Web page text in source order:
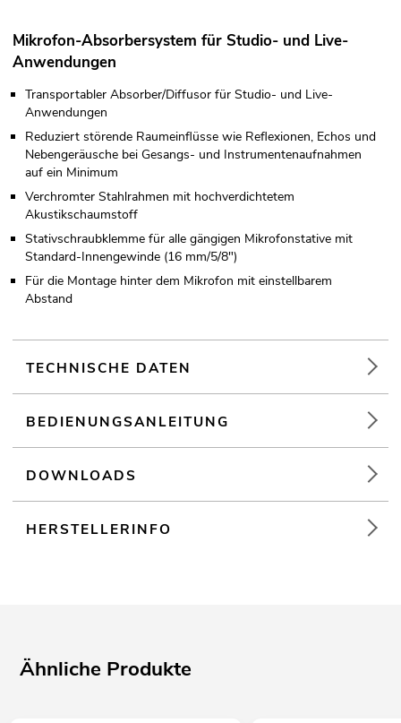
Mikrofon-Absorbersystem für Studio- und Live-
Anwendungen
Transportabler Absorber/Diffusor für Studio- und Live-
Anwendungen
Reduziert störende Raumeinflüsse wie Reflexionen, Echos und
Nebengeräusche bei Gesangs- und Instrumentenaufnahmen
auf ein Minimum
Verchromter Stahlrahmen mit hochverdichtetem
Akustikschaumstoff
Stativschraubklemme für alle gängigen Mikrofonstative mit
Standard-Innengewinde (16 mm/5/8")
Für die Montage hinter dem Mikrofon mit einstellbarem
Abstand
TECHNISCHE DATEN
BEDIENUNGSANLEITUNG
DOWNLOADS
HERSTELLERINFO
Ähnliche Produkte